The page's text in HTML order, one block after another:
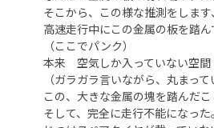
そこから、この様な推測をします、
高速走行中にこの金属の板を踏ん
（ここでパンク）
本来 空気しか入っていない空
（ガラガラ言いながら、丸まって
この、大きな金属の塊を踏んだ
そして、完全に走行不能になった。